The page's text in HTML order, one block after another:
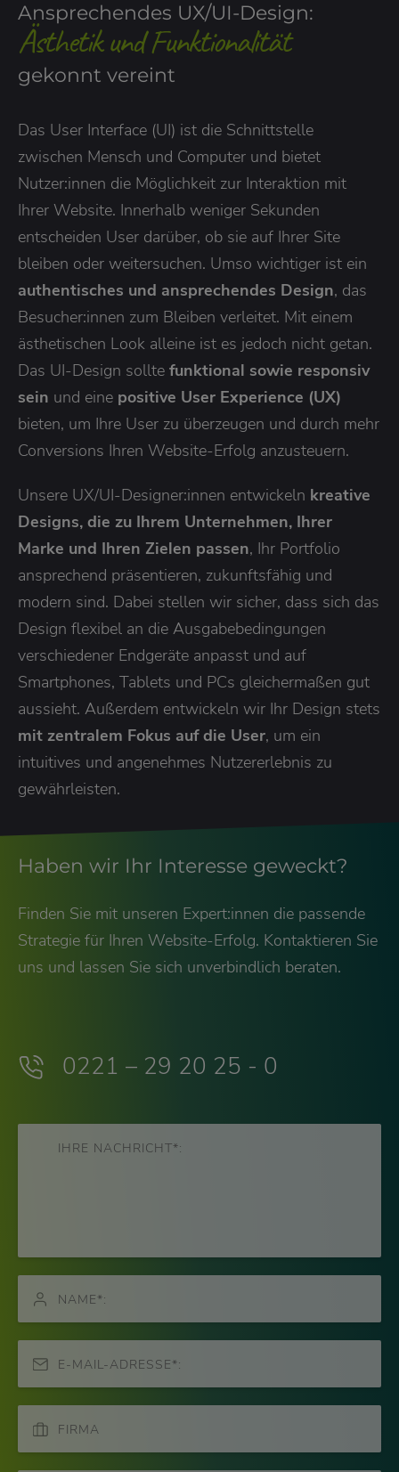
Ansprechendes UX/UI-Design:
Ästhetik und Funktionalität
gekonnt vereint
Das User Interface (UI) ist die Schnittstelle
zwischen Mensch und Computer und bietet
Nutzer:innen die Möglichkeit zur Interaktion mit
Ihrer Website. Innerhalb weniger Sekunden
entscheiden User darüber, ob sie auf Ihrer Site
bleiben oder weitersuchen. Umso wichtiger ist ein
authentisches und ansprechendes Design, das
Besucher:innen zum Bleiben verleitet. Mit einem
ästhetischen Look alleine ist es jedoch nicht getan.
Das UI-Design sollte funktional sowie responsiv
sein und eine positive User Experience (UX)
bieten, um Ihre User zu überzeugen und durch mehr
Conversions Ihren Website-Erfolg anzusteuern.
Unsere UX/UI-Designer:innen entwickeln kreative
Designs, die zu Ihrem Unternehmen, Ihrer
Marke und Ihren Zielen passen, Ihr Portfolio
ansprechend präsentieren, zukunftsfähig und
modern sind. Dabei stellen wir sicher, dass sich das
Design flexibel an die Ausgabebedingungen
verschiedener Endgeräte anpasst und auf
Smartphones, Tablets und PCs gleichermaßen gut
aussieht. Außerdem entwickeln wir Ihr Design stets
mit zentralem Fokus auf die User, um ein
intuitives und angenehmes Nutzererlebnis zu
gewährleisten.
Haben wir Ihr Interesse geweckt?
Finden Sie mit unseren Expert:innen die passende
Strategie für Ihren Website-Erfolg. Kontaktieren Sie
uns und lassen Sie sich unverbindlich beraten.
0221 – 29 20 25 - 0
IHRE NACHRICHT*:
NAME*:
E-MAIL-ADRESSE*:
FIRMA